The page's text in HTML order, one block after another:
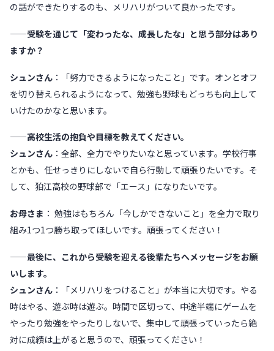
の話ができたりするのも、メリハリがついて良かったです。
——受験を通じて「変わったな、成長したな」と思う部分はあり
ますか？
シュンさん ：「努力できるようになったこと」です。オンとオフ
を切り替えられるようになって、勉強も野球もどっちも向上して
いけたのかなと思います。
——高校生活の抱負や目標を教えてください。
シュンさん ：全部、全力でやりたいなと思っています。学校行事
とかも、任せっきりにしないで自ら行動して頑張りたいです。そ
して、狛江高校の野球部で「エース」になりたいです。
お母さま ： 勉強はもちろん「今しかできないこと」を全力で取り
組み1つ1つ勝ち取ってほしいです。頑張ってください！
——最後に、これから受験を迎える後輩たちへメッセージをお願
いします。
シュンさん ：「メリハリをつけること」が本当に大切です。やる
時はやる、遊ぶ時は遊ぶ。時間で区切って、中途半端にゲームを
やったり勉強をやったりしないで、集中して頑張っていったら絶
対に成績は上がると思うので、頑張ってください！